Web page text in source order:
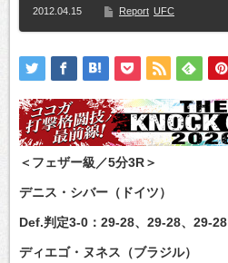
2012.04.15 Report UFC
＜フェザー級／5分3R＞
デニス・シバー（ドイツ）
Def.判定3-0：29-28、29-28、29-28
ディエゴ・ヌネス（ブラジル）